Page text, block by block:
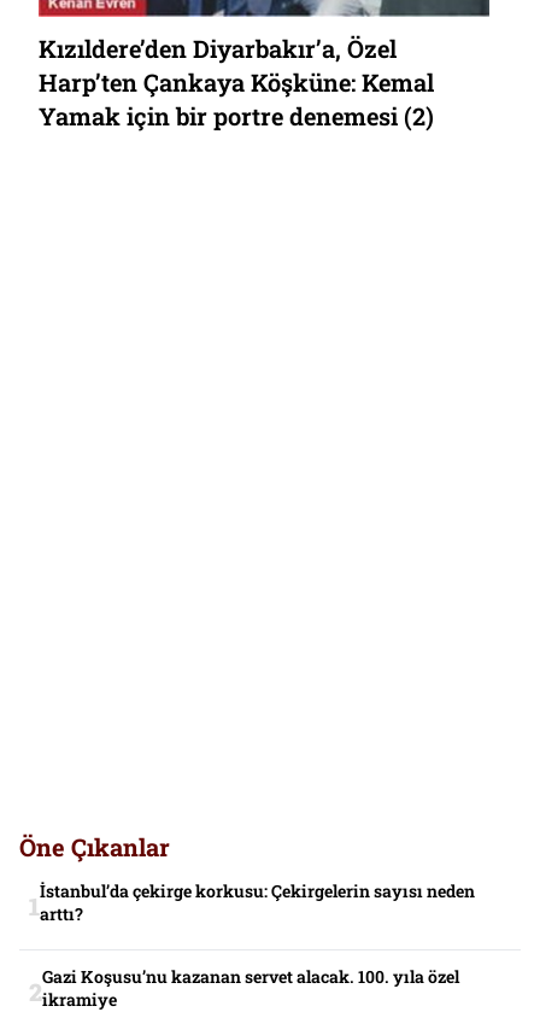
Kızıldere’den Diyarbakır’a, Özel
Harp’ten Çankaya Köşküne: Kemal
Yamak için bir portre denemesi (2)
Öne Çıkanlar
İstanbul’da çekirge korkusu: Çekirgelerin sayısı neden
arttı?
Gazi Koşusu’nu kazanan servet alacak. 100. yıla özel
ikramiye